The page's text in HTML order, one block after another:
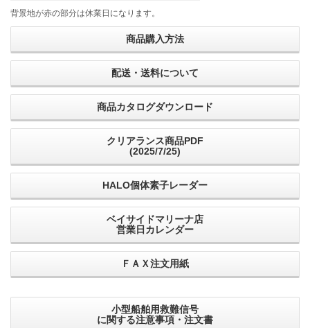
背景地が赤の部分は休業日になります。
商品購入方法
配送・送料について
商品カタログダウンロード
クリアランス商品PDF
(2025/7/25)
HALO個体素子レーダー
ベイサイドマリーナ店
営業日カレンダー
ＦＡＸ注文用紙
小型船舶用救難信号
に関する注意事項・注文書